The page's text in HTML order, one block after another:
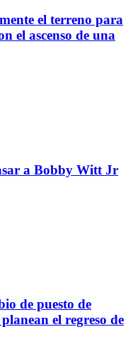
el terreno para
el ascenso de una
a Bobby Witt Jr
de puesto de
el regreso de